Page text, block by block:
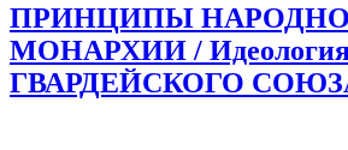
ПРИНЦИПЫ
МОНАРХИИ /
ГВАРДЕЙСКОГО